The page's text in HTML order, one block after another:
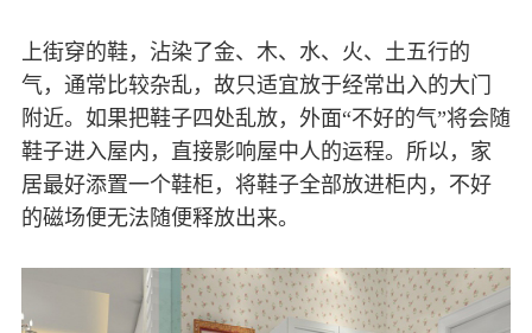
上街穿的鞋，沾染了金、木、水、火、土五行的
气，通常比较杂乱，故只适宜放于经常出入的大门
附近。如果把鞋子四处乱放，外面“不好的气”将会随
鞋子进入屋内，直接影响屋中人的运程。所以，家
居最好添置一个鞋柜，将鞋子全部放进柜内，不好
的磁场便无法随便释放出来。